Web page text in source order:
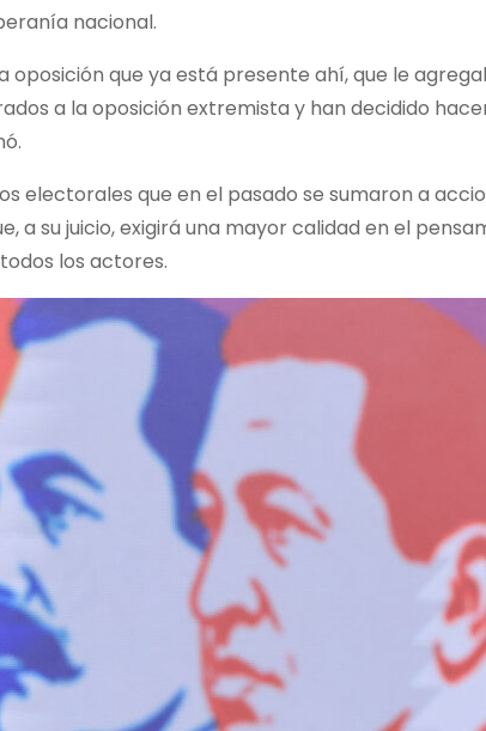
nacional.
oposición que ya está presente ahí, que le
a la oposición extremista y han decidido
electorales que en el pasado se sumaron a
a su juicio, exigirá una mayor calidad en el
los actores.